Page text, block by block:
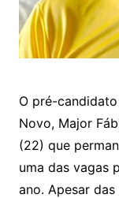
O pré-
Novo, Major
(22) que
uma das vagas
ano. Apesar